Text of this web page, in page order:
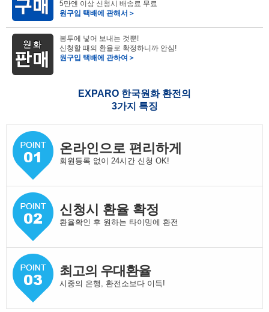
5만엔 이상 신청시 배송료 무료
원구입 택배에 관해서＞
봉투에 넣어 보내는 것뿐!
신청할 때의 환율로 확정하니까 안심!
원구입 택배에 관하여＞
EXPARO 한국원화 환전의
3가지 특징
온라인으로 편리하게
회원등록 없이 24시간 신청 OK!
신청시 환율 확정
환율확인 후 원하는 타이밍에 환전
최고의 우대환율
시중의 은행, 환전소보다 이득!